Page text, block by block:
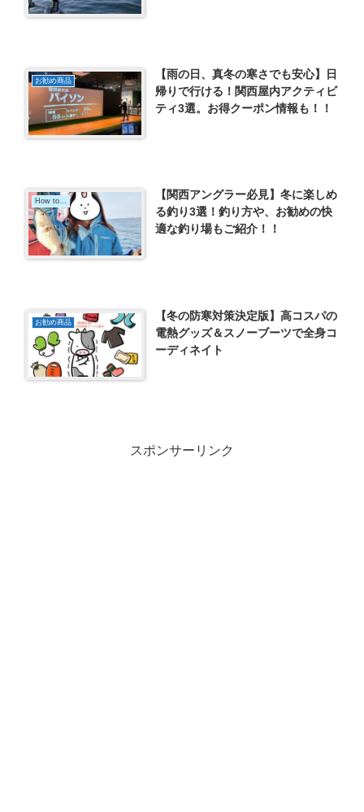
お勧め商品
【雨の日、真冬の寒さでも安心】日
帰りで行ける！関西屋内アクティビ
ティ3選。お得クーポン情報も！！
How to...
【関西アングラー必見】冬に楽しめ
る釣り3選！釣り方や、お勧めの快
適な釣り場もご紹介！！
お勧め商品
【冬の防寒対策決定版】高コスパの
電熱グッズ＆スノーブーツで全身コ
ーディネイト
スポンサーリンク